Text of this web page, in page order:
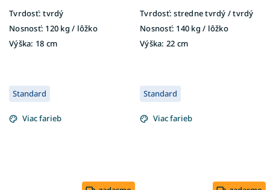
Tvrdosť: tvrdý
Nosnosť: 120 kg / lôžko
Výška: 18 cm
Tvrdosť: stredne tvrdý / tvrdý
Nosnosť: 140 kg / lôžko
Výška: 22 cm
Standard
Viac farieb
Standard
Viac farieb